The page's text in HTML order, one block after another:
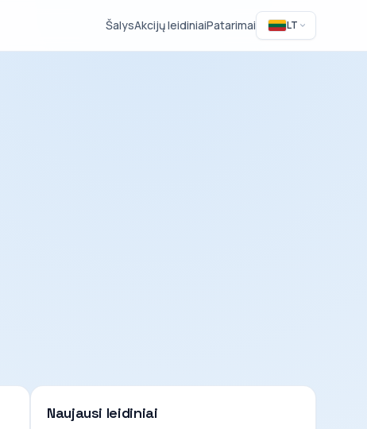
ŠalysAkcijų leidiniaiPatarimai LT
Naujausi leidiniai